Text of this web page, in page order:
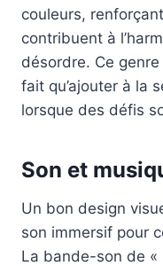
couleurs,
contribuent à
désordre. Ce
fait qu’ajouter à la
lorsque des défis
Son et
Un bon design
son immersif pour
La bande-son de «